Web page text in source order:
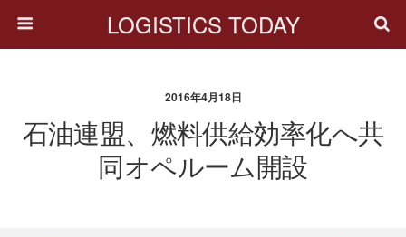
LOGISTICS TODAY
2016年4月18日
石油連盟、燃料供給効率化へ共
同オペルーム開設